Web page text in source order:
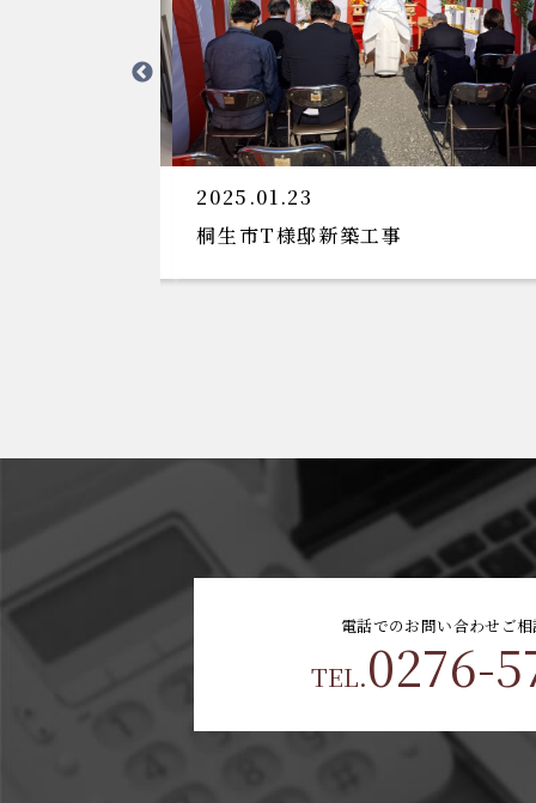
2025.01.23
桐生市T様邸新築工事
電話でのお問い合わせ ご
TEL.0276-